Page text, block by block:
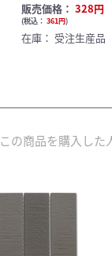
販売価格：328円
(税込：361円)
在庫： 受注生産品
この商品を購入した